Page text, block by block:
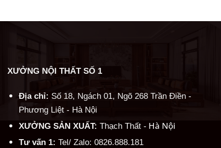
XƯỞNG NỘI THẤT SỐ 1
Địa chỉ: Số 18, Ngách 01, Ngõ 268 Trần Điền -
Phương Liệt - Hà Nội
XƯỞNG SẢN XUẤT: Thạch Thất - Hà Nội
Tư vấn 1: Tel/ Zalo: 0826.888.181